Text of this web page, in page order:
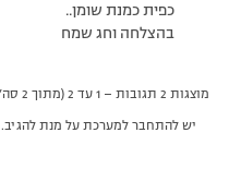
כפית כמנת שומן..
בהצלחה וחג שמח
מוצגות 2 תגובות – 1 עד 2 (מתוך 2 סה״כ)
יש להתחבר למערכת על מנת להגיב.